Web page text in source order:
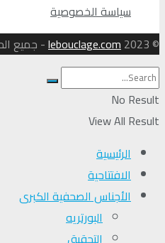
سياسة الخصوصية
© 2023
lebouclage.com- جميع
No Result
View All Result
الرئيسية
الافتتاحية
الأجناس الصحفية الكبرى
البورتريه